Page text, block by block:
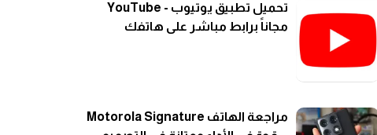
تحميل تطبيق يوتيوب - YouTube
مجاناً برابط مباشر على هاتفك
مراجعة الهاتف Motorola Signature